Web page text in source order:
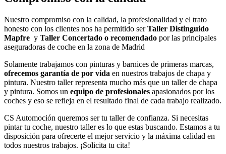
Nuestro compromiso con la calidad, la profesionalidad y el trato
honesto con los clientes nos ha permitido serTaller Distinguido
Mapfre y Taller Concertado o recomendado por las principales
aseguradoras de coche en la zona de Madrid
Solamente trabajamos con pinturas y barnices de primeras marcas,
ofrecemos garantía de por vida en nuestros trabajos de chapa y
pintura. Nuestro taller representa mucho más que un taller de chapa
y pintura. Somos un equipo de profesionales apasionados por los
coches y eso se refleja en el resultado final de cada trabajo realizado.
CS Automoción queremos ser tu taller de confianza. Si necesitas
pintar tu coche, nuestro taller es lo que estas buscando. Estamos a tu
disposición para ofrecerte el mejor servicio y la máxima calidad en
todos nuestros trabajos. ¡Solicita tu cita!